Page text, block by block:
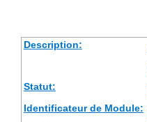
Description:
Statut:
Identificateur de Module: